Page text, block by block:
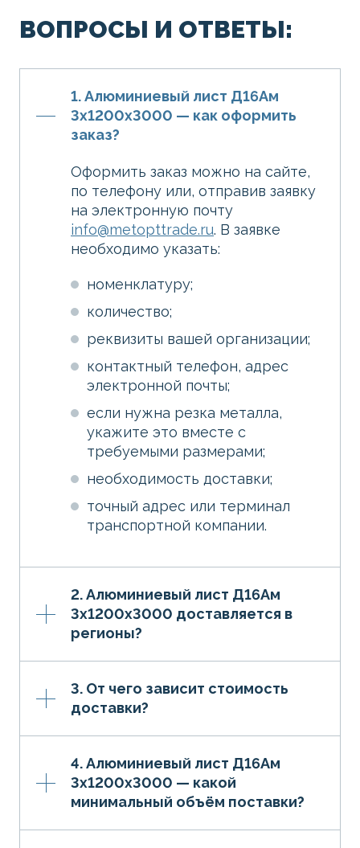
ВОПРОСЫ И ОТВЕТЫ:
1. Алюминиевый лист Д16Ам
3х1200х3000 — как оформить
заказ?
Оформить заказ можно на сайте,
по телефону или, отправив заявку
на электронную почту
info@metopttrade.ru. В заявке
необходимо указать:
номенклатуру;
количество;
реквизиты вашей организации;
контактный телефон, адрес
электронной почты;
если нужна резка металла,
укажите это вместе с
требуемыми размерами;
необходимость доставки;
точный адрес или терминал
транспортной компании.
2. Алюминиевый лист Д16Ам
3х1200х3000 доставляется в
регионы?
3. От чего зависит стоимость
доставки?
4. Алюминиевый лист Д16Ам
3х1200х3000 — какой
минимальный объём поставки?